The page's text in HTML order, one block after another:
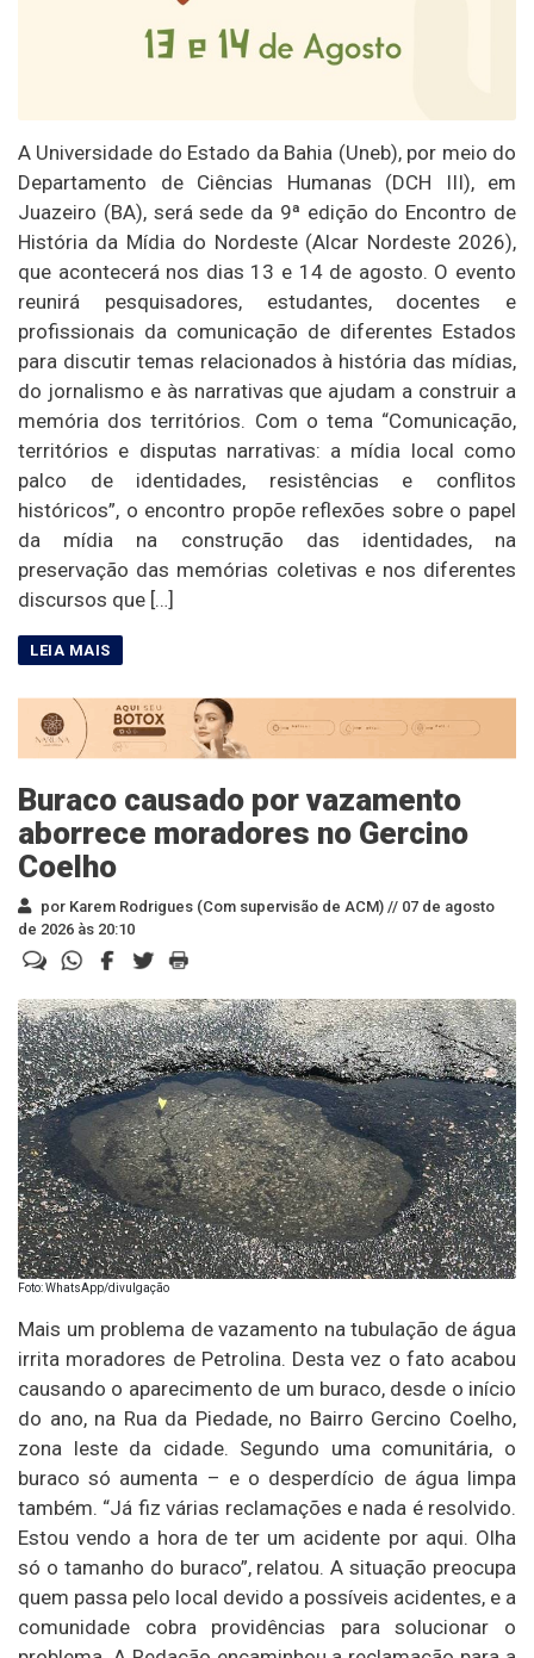
A Universidade do Estado da Bahia (Uneb), por meio do
Departamento de Ciências Humanas (DCH III), em
Juazeiro (BA), será sede da 9ª edição do Encontro de
História da Mídia do Nordeste (Alcar Nordeste 2026),
que acontecerá nos dias 13 e 14 de agosto. O evento
reunirá pesquisadores, estudantes, docentes e
profissionais da comunicação de diferentes Estados
para discutir temas relacionados à história das mídias,
do jornalismo e às narrativas que ajudam a construir a
memória dos territórios. Com o tema “Comunicação,
territórios e disputas narrativas: a mídia local como
palco de identidades, resistências e conflitos
históricos”, o encontro propõe reflexões sobre o papel
da mídia na construção das identidades, na
preservação das memórias coletivas e nos diferentes
discursos que […]
Buraco causado por vazamento
aborrece moradores no Gercino
Coelho
por Karem Rodrigues (Com supervisão de ACM) // 07 de agosto
de 2026 às 20:10
Foto: WhatsApp/divulgação
Mais um problema de vazamento na tubulação de água
irrita moradores de Petrolina. Desta vez o fato acabou
causando o aparecimento de um buraco, desde o início
do ano, na Rua da Piedade, no Bairro Gercino Coelho,
zona leste da cidade. Segundo uma comunitária, o
buraco só aumenta – e o desperdício de água limpa
também. “Já fiz várias reclamações e nada é resolvido.
Estou vendo a hora de ter um acidente por aqui. Olha
só o tamanho do buraco”, relatou. A situação preocupa
quem passa pelo local devido a possíveis acidentes, e a
comunidade cobra providências para solucionar o